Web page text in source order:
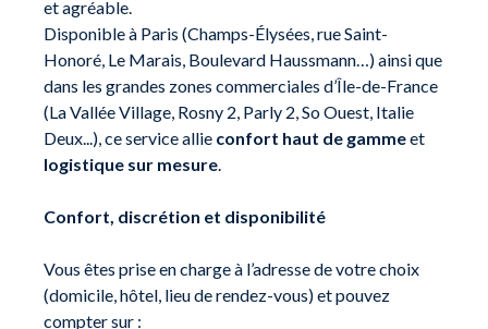
et agréable.
Disponible à Paris (Champs-Élysées, rue Saint-
Honoré, Le Marais, Boulevard Haussmann…) ainsi que
dans les grandes zones commerciales d’Île-de-France
(La Vallée Village, Rosny 2, Parly 2, So Ouest, Italie
Deux...), ce service allie confort haut de gammeet
logistique sur mesure.
Confort, discrétion et disponibilité
Vous êtes prise en charge à l’adresse de votre choix
(domicile, hôtel, lieu de rendez-vous) et pouvez
compter sur :